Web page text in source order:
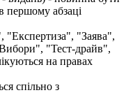
першому абзаці
"Заява",
"Тест-драйв",
на правах
спільно з